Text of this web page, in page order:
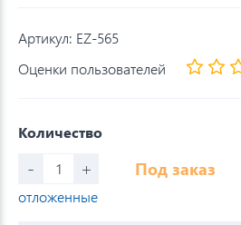
Артикул: EZ-565
Оценки пользователей
Количество
- + Под заказ
отложенные